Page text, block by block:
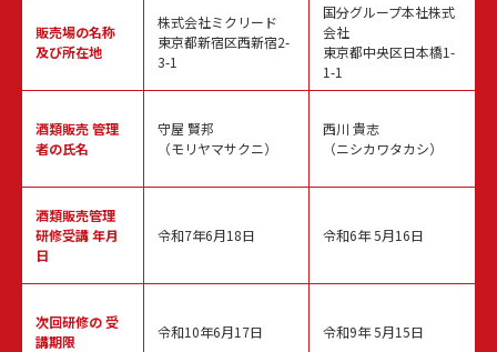
販売場の名称
及び所在地
酒類販売管理
者の氏名
酒類販売管理
研修受講 年月
日
次回研修の受
講期限
株式会社ミクリード
東京都新宿区西新宿2-
3-1
守屋 賢邦
（モリヤマサクニ）
令和7年6月18日
令和10年6月17日
国分グループ本社株式
会社
東京都中央区日本橋1-
1-1
西川 貴志
（ニシカワタカシ）
令和6年 5月16日
令和9年 5月15日